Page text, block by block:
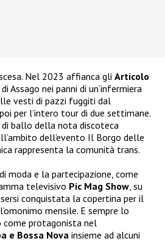
Nel 2023 affianca gli Articolo
Assago nei panni di un’infermiera
vesti di pazzi fuggiti dal
per l’intero tour di due settimane.
ballo della nota discoteca
dell’evento Il Borgo delle
rappresenta la comunità trans.
moda e la partecipazione, come
televisivo Pic Mag Show, su
conquistata la copertina per il
mensile. E sempre lo
come protagonista nel
e Bossa Nova insieme ad alcuni